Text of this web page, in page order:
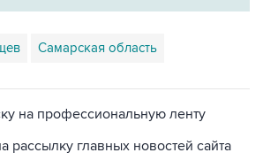
Самарская область
на профессиональную ленту
рассылку главных новостей сайта